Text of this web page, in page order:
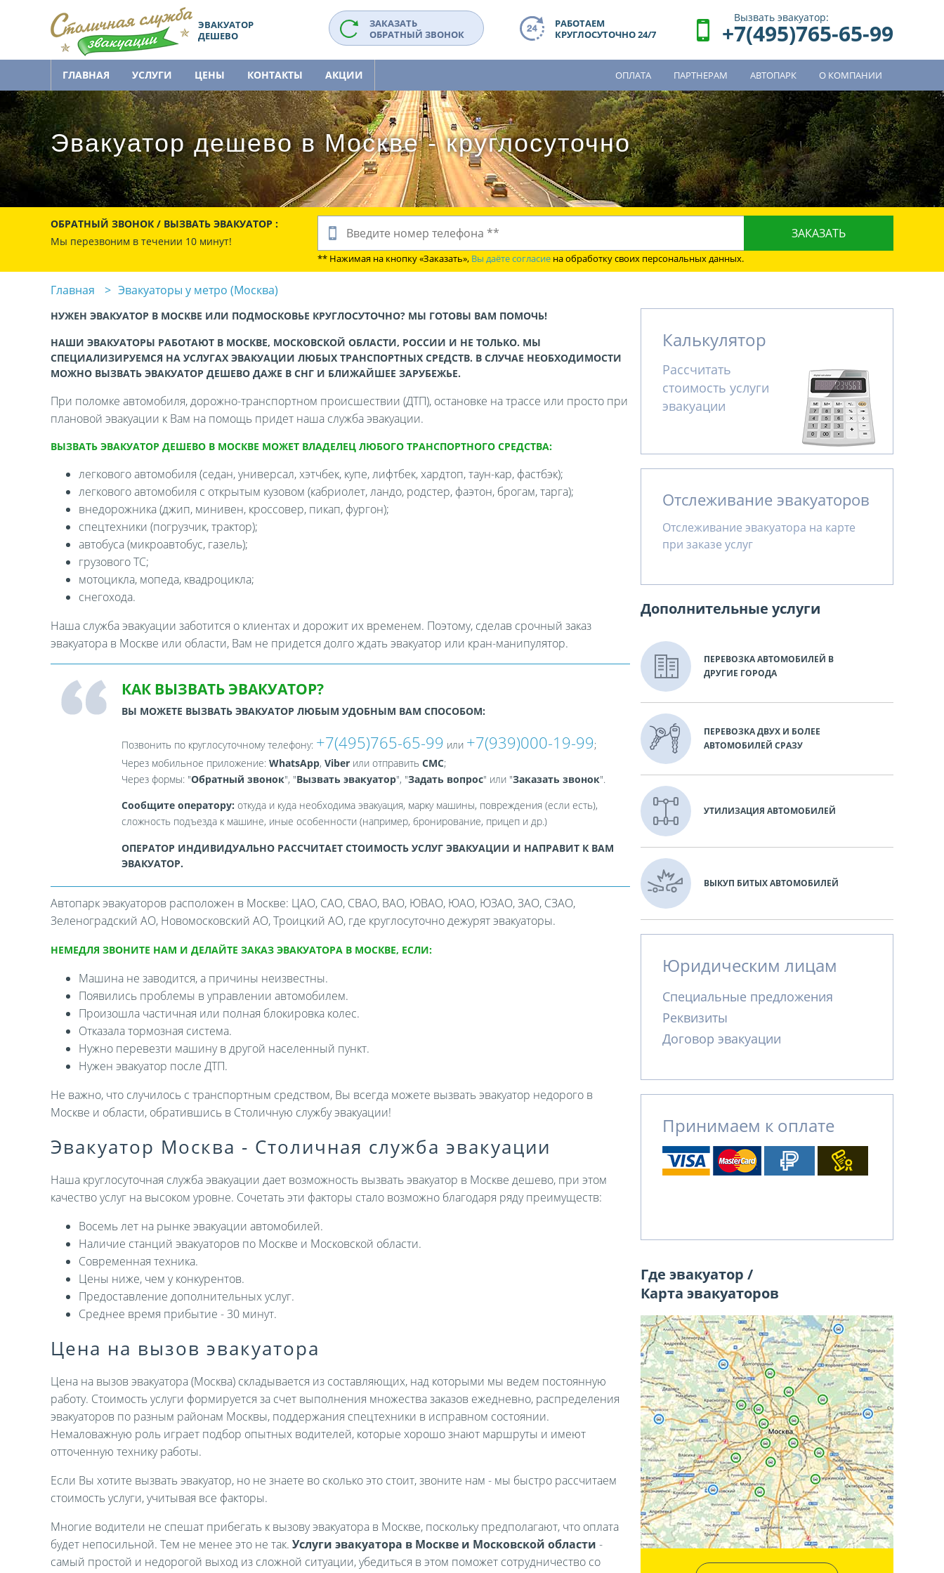
ЭВАКУАТОР
ДЕШЕВО
ЗАКАЗАТЬ
ОБРАТНЫЙ ЗВОНОК
РАБОТАЕМ
КРУГЛОСУТОЧНО 24/7
Вызвать эвакуатор:
+7(495)765-65-99
ГЛАВНАЯ УСЛУГИ ЦЕНЫ КОНТАКТЫ АКЦИИ ОПЛАТА ПАРТНЕРАМ АВТОПАРК О КОМПАНИИ
Эвакуатор дешево в Москве - круглосуточно
ОБРАТНЫЙ ЗВОНОК / ВЫЗВАТЬ ЭВАКУАТОР :
Мы перезвоним в течении 10 минут!
** Нажимая на кнопку «Заказать», Вы даёте согласие на обработку своих персональных данных.
Главная Эвакуаторы у метро (Москва)
НУЖЕН ЭВАКУАТОР В МОСКВЕ ИЛИ ПОДМОСКОВЬЕ КРУГЛОСУТОЧНО? МЫ ГОТОВЫ ВАМ ПОМОЧЬ!
НАШИ ЭВАКУАТОРЫ РАБОТАЮТ В МОСКВЕ, МОСКОВСКОЙ ОБЛАСТИ, РОССИИ И НЕ ТОЛЬКО. МЫ
СПЕЦИАЛИЗИРУЕМСЯ НА УСЛУГАХ ЭВАКУАЦИИ ЛЮБЫХ ТРАНСПОРТНЫХ СРЕДСТВ. В СЛУЧАЕ НЕОБХОДИМОСТИ
МОЖНО ВЫЗВАТЬ ЭВАКУАТОР ДЕШЕВО ДАЖЕ В СНГ И БЛИЖАЙШЕЕ ЗАРУБЕЖЬЕ.
При поломке автомобиля, дорожно-транспортном происшествии (ДТП), остановке на трассе или просто при
плановой эвакуации к Вам на помощь придет наша служба эвакуации.
ВЫЗВАТЬ ЭВАКУАТОР ДЕШЕВО В МОСКВЕ МОЖЕТ ВЛАДЕЛЕЦ ЛЮБОГО ТРАНСПОРТНОГО СРЕДСТВА:
легкового автомобиля (седан, универсал, хэтчбек, купе, лифтбек, хардтоп, таун-кар, фастбэк);
легкового автомобиля с открытым кузовом (кабриолет, ландо, родстер, фаэтон, брогам, тарга);
внедорожника (джип, минивен, кроссовер, пикап, фургон);
спецтехники (погрузчик, трактор);
автобуса (микроавтобус, газель);
грузового ТС;
мотоцикла, мопеда, квадроцикла;
снегохода.
Наша служба эвакуации заботится о клиентах и дорожит их временем. Поэтому, сделав срочный заказ
эвакуатора в Москве или области, Вам не придется долго ждать эвакуатор или кран-манипулятор.
КАК ВЫЗВАТЬ ЭВАКУАТОР?
ВЫ МОЖЕТЕ ВЫЗВАТЬ ЭВАКУАТОР ЛЮБЫМ УДОБНЫМ ВАМ СПОСОБОМ:
Позвонить по круглосуточному телефону: +7(495)765-65-99 или +7(939)000-19-99;
Через мобильное приложение: WhatsApp, Viberили отправить СМС;
Через формы: "Обратный звонок", "Вызвать эвакуатор", "Задать вопрос" или "Заказать звонок".
Сообщите оператору: откуда и куда необходима эвакуация, марку машины, повреждения (если есть),
сложность подъезда к машине, иные особенности (например, бронирование, прицеп и др.)
ОПЕРАТОР ИНДИВИДУАЛЬНО РАССЧИТАЕТ СТОИМОСТЬ УСЛУГ ЭВАКУАЦИИ И НАПРАВИТ К ВАМ
ЭВАКУАТОР.
Автопарк эвакуаторов расположен в Москве: ЦАО, САО, СВАО, ВАО, ЮВАО, ЮАО, ЮЗАО, ЗАО, СЗАО,
Зеленоградский АО, Новомосковский АО, Троицкий АО, где круглосуточно дежурят эвакуаторы.
НЕМЕДЛЯ ЗВОНИТЕ НАМ И ДЕЛАЙТЕ ЗАКАЗ ЭВАКУАТОРА В МОСКВЕ, ЕСЛИ:
Машина не заводится, а причины неизвестны.
Появились проблемы в управлении автомобилем.
Произошла частичная или полная блокировка колес.
Отказала тормозная система.
Нужно перевезти машину в другой населенный пункт.
Нужен эвакуатор после ДТП.
Не важно, что случилось с транспортным средством, Вы всегда можете вызвать эвакуатор недорого в
Москве и области, обратившись в Столичную службу эвакуации!
Эвакуатор Москва - Столичная служба эвакуации
Наша круглосуточная служба эвакуации дает возможность вызвать эвакуатор в Москве дешево, при этом
качество услуг на высоком уровне. Сочетать эти факторы стало возможно благодаря ряду преимуществ:
Восемь лет на рынке эвакуации автомобилей.
Наличие станций эвакуаторов по Москве и Московской области.
Современная техника.
Цены ниже, чем у конкурентов.
Предоставление дополнительных услуг.
Среднее время прибытие - 30 минут.
Цена на вызов эвакуатора
Цена на вызов эвакуатора (Москва) складывается из составляющих, над которыми мы ведем постоянную
работу. Стоимость услуги формируется за счет выполнения множества заказов ежедневно, распределения
эвакуаторов по разным районам Москвы, поддержания спецтехники в исправном состоянии.
Немаловажную роль играет подбор опытных водителей, которые хорошо знают маршруты и имеют
отточенную технику работы.
Если Вы хотите вызвать эвакуатор, но не знаете во сколько это стоит, звоните нам - мы быстро рассчитаем
стоимость услуги, учитывая все факторы.
Многие водители не спешат прибегать к вызову эвакуатора в Москве, поскольку предполагают, что оплата
будет непосильной. Тем не менее это не так. Услуги эвакуатора в Москве и Московской области -
самый простой и недорогой выход из сложной ситуации, убедиться в этом поможет сотрудничество со
Калькулятор
Рассчитать
стоимость услуги
эвакуации
Отслеживание эвакуаторов
Отслеживание эвакуатора на карте
при заказе услуг
Дополнительные услуги
ПЕРЕВОЗКА АВТОМОБИЛЕЙ В
ДРУГИЕ ГОРОДА
ПЕРЕВОЗКА ДВУХ И БОЛЕЕ
АВТОМОБИЛЕЙ СРАЗУ
УТИЛИЗАЦИЯ АВТОМОБИЛЕЙ
ВЫКУП БИТЫХ АВТОМОБИЛЕЙ
Юридическим лицам
Специальные предложения
Реквизиты
Договор эвакуации
Принимаем к оплате
Где эвакуатор /
Карта эвакуаторов